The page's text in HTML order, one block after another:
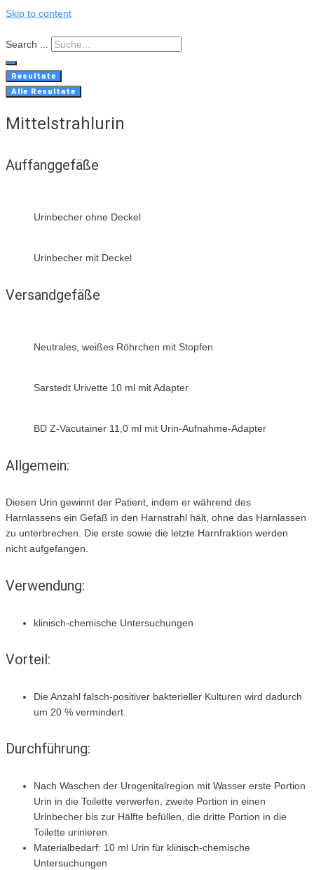
Skip to content
Search ...
Resultate
Alle Resultate
Mittelstrahlurin
Auffanggefäße
Urinbecher ohne Deckel
Urinbecher mit Deckel
Versandgefäße
Neutrales, weißes Röhrchen mit Stopfen
Sarstedt Urivette 10 ml mit Adapter
BD Z-Vacutainer 11,0 ml mit Urin-Aufnahme-Adapter
Allgemein:
Diesen Urin gewinnt der Patient, indem er während des
Harnlassens ein Gefäß in den Harnstrahl hält, ohne das Harnlassen
zu unterbrechen. Die erste sowie die letzte Harnfraktion werden
nicht aufgefangen.
Verwendung:
klinisch-chemische Untersuchungen
Vorteil:
Die Anzahl falsch-positiver bakterieller Kulturen wird dadurch
um 20 % vermindert.
Durchführung:
Nach Waschen der Urogenitalregion mit Wasser erste Portion
Urin in die Toilette verwerfen, zweite Portion in einen
Urinbecher bis zur Hälfte befüllen, die dritte Portion in die
Toilette urinieren.
Materialbedarf: 10 ml Urin für klinisch-chemische
Untersuchungen